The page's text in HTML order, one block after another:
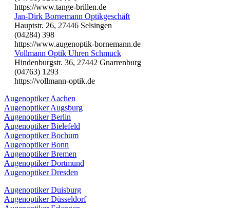
https://www.tange-brillen.de
Jan-Dirk Bornemann Optikgeschäft
Hauptstr. 26, 27446 Selsingen
(04284) 398
https://www.augenoptik-bornemann.de
Vollmann Optik Uhren Schmuck
Hindenburgstr. 36, 27442 Gnarrenburg
(04763) 1293
https://vollmann-optik.de
Augenoptiker Aachen
Augenoptiker Augsburg
Augenoptiker Berlin
Augenoptiker Bielefeld
Augenoptiker Bochum
Augenoptiker Bonn
Augenoptiker Bremen
Augenoptiker Dortmund
Augenoptiker Dresden
Augenoptiker Duisburg
Augenoptiker Düsseldorf